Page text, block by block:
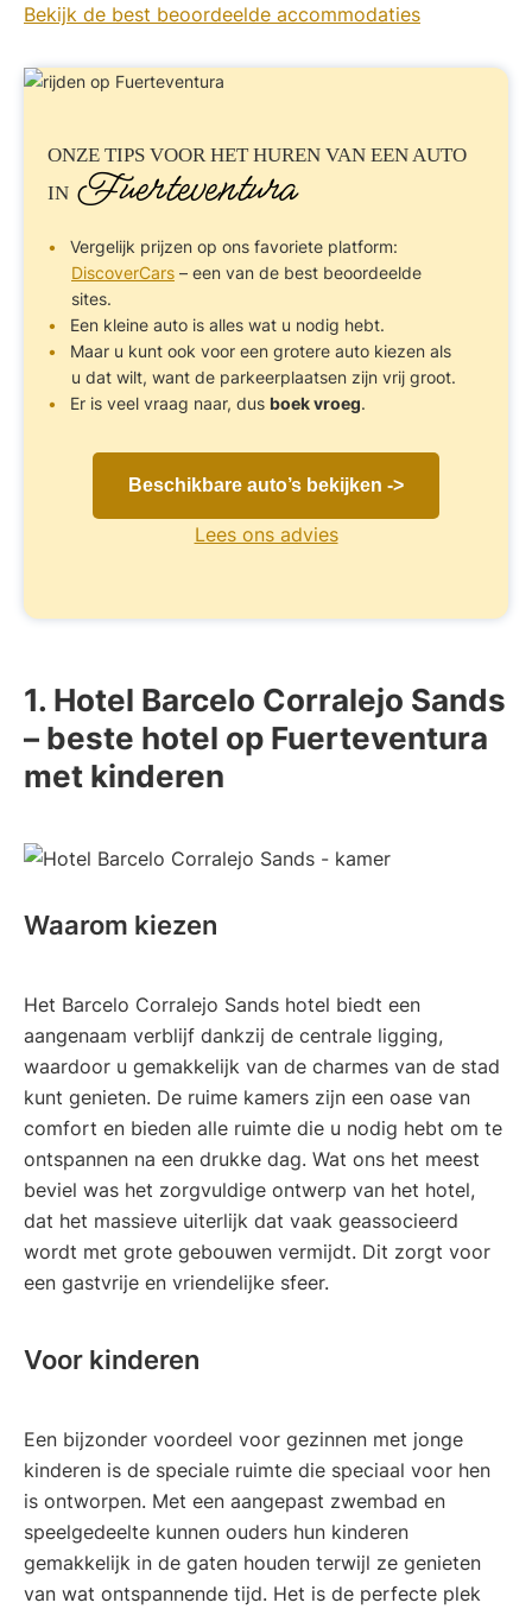
Bekijk de best beoordeelde accommodaties
ONZE TIPS VOORHET HUREN VAN EEN AUTO
IN Fuerteventura
Vergelijk prijzen op ons favoriete platform:
DiscoverCars – een van de best beoordeelde
sites.
Een kleine auto is alles wat u nodig hebt.
Maar u kunt ook voor een grotere auto kiezen als
u dat wilt, want de parkeerplaatsen zijn vrij groot.
Er is veel vraag naar, dus boek vroeg.
Beschikbare auto’s bekijken ->
Lees ons advies
1. Hotel Barcelo Corralejo Sands
– beste hotel op Fuerteventura
met kinderen
Waarom kiezen
Het Barcelo Corralejo Sands hotel biedt een
aangenaam verblijf dankzij de centrale ligging,
waardoor u gemakkelijk van de charmes van de stad
kunt genieten. De ruime kamers zijn een oase van
comfort en bieden alle ruimte die u nodig hebt om te
ontspannen na een drukke dag. Wat ons het meest
beviel was het zorgvuldige ontwerp van het hotel,
dat het massieve uiterlijk dat vaak geassocieerd
wordt met grote gebouwen vermijdt. Dit zorgt voor
een gastvrije en vriendelijke sfeer.
Voor kinderen
Een bijzonder voordeel voor gezinnen met jonge
kinderen is de speciale ruimte die speciaal voor hen
is ontworpen. Met een aangepast zwembad en
speelgedeelte kunnen ouders hun kinderen
gemakkelijk in de gaten houden terwijl ze genieten
van wat ontspannende tijd. Het is de perfecte plek